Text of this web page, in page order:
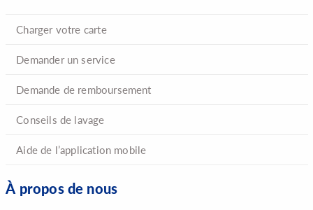
Charger votre carte
Demander un service
Demande de remboursement
Conseils de lavage
Aide de l’application mobile
À propos de nous